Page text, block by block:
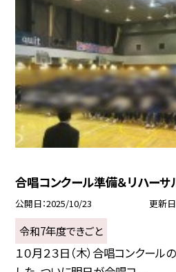
合唱コンクール準備＆リハーサ
公開日 2025/10/23 更新日
令和7年度できごと
１０月２３日（木）合唱コンクー